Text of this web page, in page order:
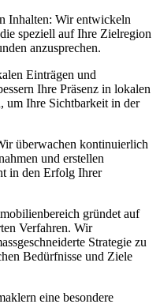
Inhalten: Wir entwickeln
speziell auf Ihre Zielregion
anzusprechen.
Einträgen und
Ihre Präsenz in lokalen
um Ihre Sichtbarkeit in der
überwachen kontinuierlich
und erstellen
in den Erfolg Ihrer
gründet auf
Verfahren. Wir
Strategie zu
Bedürfnisse und Ziele
eine besondere